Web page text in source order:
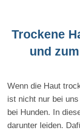
Trockene
und
Wenn die Haut
ist nicht nur bei
bei Hunden. In
darunter leiden.